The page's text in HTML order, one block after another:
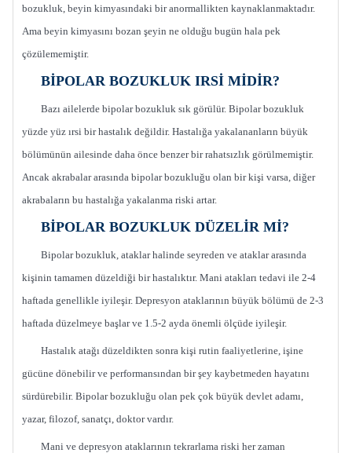
bozukluk, beyin kimyasındaki bir anormallikten kaynaklanmaktadır.
Ama beyin kimyasını bozan şeyin ne olduğu bugün hala pek
çözülememiştir.
BİPOLAR BOZUKLUK IRSİ MİDİR?
Bazı ailelerde bipolar bozukluk sık görülür. Bipolar bozukluk
yüzde yüz ırsi bir hastalık değildir. Hastalığa yakalananların büyük
bölümünün ailesinde daha önce benzer bir rahatsızlık görülmemiştir.
Ancak akrabalar arasında bipolar bozukluğu olan bir kişi varsa, diğer
akrabaların bu hastalığa yakalanma riski artar.
BİPOLAR BOZUKLUK DÜZELİR Mİ?
Bipolar bozukluk, ataklar halinde seyreden ve ataklar arasında
kişinin tamamen düzeldiği bir hastalıktır. Mani atakları tedavi ile 2-4
haftada genellikle iyileşir. Depresyon ataklarının büyük bölümü de 2-3
haftada düzelmeye başlar ve 1.5-2 ayda önemli ölçüde iyileşir.
Hastalık atağı düzeldikten sonra kişi rutin faaliyetlerine, işine
gücüne dönebilir ve performansından bir şey kaybetmeden hayatını
sürdürebilir. Bipolar bozukluğu olan pek çok büyük devlet adamı,
yazar, filozof, sanatçı, doktor vardır.
Mani ve depresyon ataklarının tekrarlama riski her zaman